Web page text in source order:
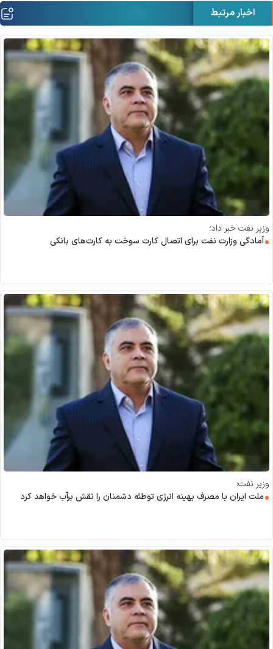
اخبار مرتبط
وزیر نفت خبر داد؛
آمادگی وزارت نفت برای اتصال کارت سوخت به کارت‌های بانکی
وزیر نفت:
ملت ایران با مصرف بهینه انرژی توطئه دشمنان را نقش برآب خواهد کرد